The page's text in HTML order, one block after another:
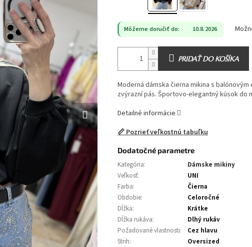
Môžeme doručiť do: 10.8.2026
PRIDAŤ DO KOŠÍKA
Moderná dámska čierna mikina s
zvýrazní pás. Športovo-elegantný kúsok do
Detailné informácie
📏 Pozrieť veľkostnú tabuľku
Dodatočné parametre
Kategória:
Dámske mikiny
Veľkosť:
UNI
Farba:
Čierna
Obdobie:
Celoročné
Dĺžka:
Krátke
Dĺžka rukáva:
Dlhý rukáv
Požadované vlastnosti:
Cez hlavu
Strih:
Oversized